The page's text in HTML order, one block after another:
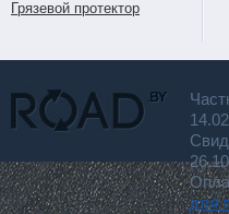
Грязевой протектор
для